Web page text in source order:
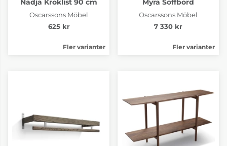
Nadja Kroklist 90 cm
Oscarssons Möbel
625 kr
Fler varianter
Myra Soffbord
Oscarssons Möbel
7 330 kr
Fler varianter